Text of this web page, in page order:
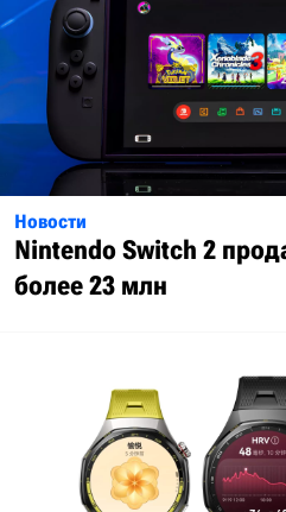
Новости
Nintendo Switch 2
более 23 млн